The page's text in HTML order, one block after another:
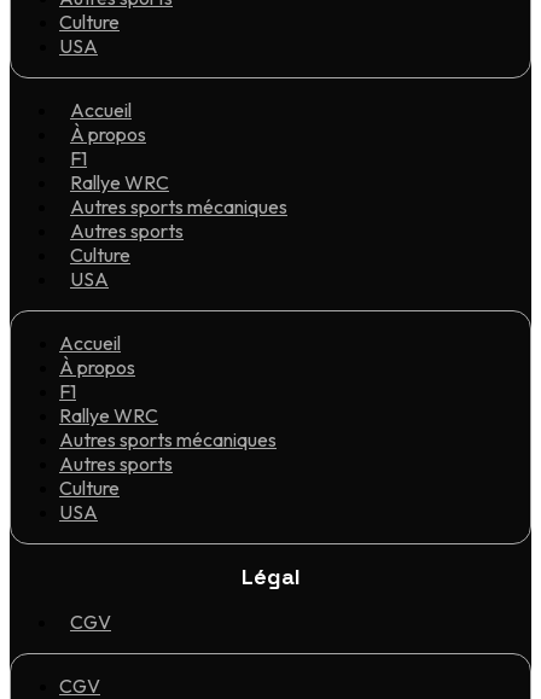
Culture
USA
Accueil
À propos
F1
Rallye WRC
Autres sports mécaniques
Autres sports
Culture
USA
Accueil
À propos
F1
Rallye WRC
Autres sports mécaniques
Autres sports
Culture
USA
Légal
CGV
CGV